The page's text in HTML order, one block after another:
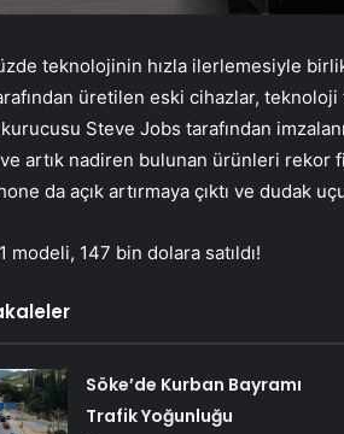
teknolojinin hızla ilerlemesiyle
üretilen eski cihazlar,
Steve Jobs tarafından
artık nadiren bulunan ürünleri rekor
da açık artırmaya çıktı ve dudak
modeli, 147 bin dolara satıldı!
Söke’de Kurban Bayramı
Trafik Yoğunluğu